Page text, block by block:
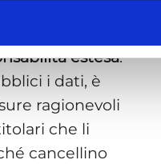
estesa:
i dati, è
ragionevoli
che li
cancellino